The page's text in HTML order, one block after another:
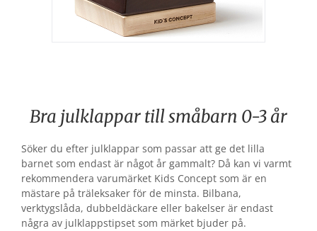
Bra julklappar till småbarn 0-3 år
Söker du efter julklappar som passar att ge det lilla
barnet som endast är något år gammalt? Då kan vi varmt
rekommendera varumärket Kids Concept som är en
mästare på träleksaker för de minsta. Bilbana,
verktygslåda, dubbeldäckare eller bakelser är endast
några av julklappstipset som märket bjuder på.